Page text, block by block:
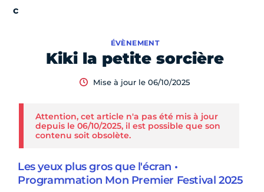
Kiki la petite sorcière
ÉVÈNEMENT
Mise à jour le 06/10/2025
Attention, cet article n'a pas été mis à jour
depuis le 06/10/2025, il est possible que son
contenu soit obsolète.
Les yeux plus gros que l'écran •
Programmation Mon Premier Festival 2025